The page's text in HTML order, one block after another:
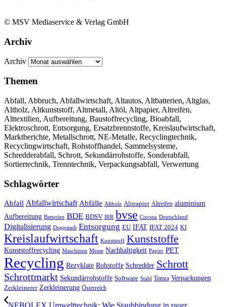
© MSV Mediaservice & Verlag GmbH
Archiv
Archiv
Themen
Abfall, Abbruch, Abfallwirtschaft, Altautos, Altbatterien, Altglas,
Altholz, Altkunststoff, Altmetall, Altöl, Altpapier, Altreifen,
Alttextilien, Aufbereitung, Baustoffrecycling, Bioabfall,
Elektroschrott, Entsorgung, Ersatzbrennstoffe, Kreislaufwirtschaft,
Marktberichte, Metallschrott, NE-Metalle, Recyclingtechnik,
Recyclingwirtschaft, Rohstoffhandel, Sammelsysteme,
Schredderabfall, Schrott, Sekundärrohstoffe, Sonderabfall,
Sortiertechnik, Trenntechnik, Verpackungsabfall, Verwertung
Schlagwörter
Abfall Abfallwirtschaft Abfälle Altholz Altpapier Altreifen aluminium
Aufbereitung Batterien BDE BDSV BIR bvse Corona Deutschland
Digitalisierung Doppstadt Entsorgung EU IFAT IFAT 2024 KI
Kreislaufwirtschaft Kunststoff Kunststoffe
Kunststoffrecycling Maschinen Messe Nachhaltigkeit Papier PET
Recycling Rezyklate Rohstoffe Schredder Schrott
Schrottmarkt Sekundärrohstoffe Software Stahl Tomra Verpackungen
Zerkleinerer Zerkleinerung Österreich